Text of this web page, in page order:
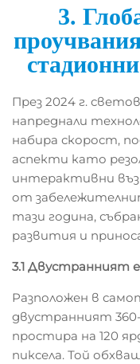
3.
През 2024 г.
напреднали
набира скорост,
аспекти като
интерактивни
от
тази година,
развития и
3.1 Двустранният
Разположен в
двустранният
простира на 120
пиксела. Той